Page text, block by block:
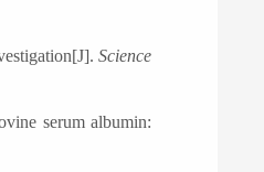
Science
serum albumin: